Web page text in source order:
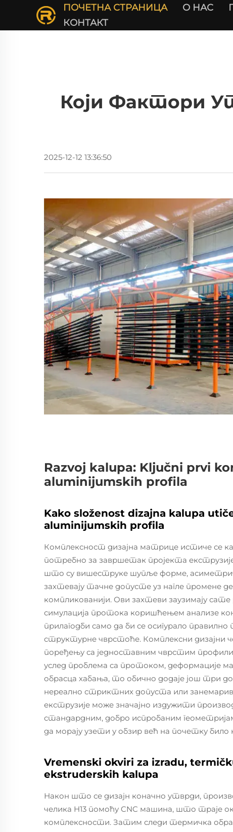
ПОЧЕТНА СТРАНИЦА О НАС
КОНТАКТ
Који Фактори
2025-12-12 13:36:50
Razvoj kalupa: Ključni prvi
aluminijumskih profila
Kako složenost dizajna kalupa
aluminijumskih profila
Комплексност дизајна матрице истиче се
потребно за завршетак пројекта
што су вишеструке шупље форме,
захтевају тачне допусте уз нагле промене
компликованији. Ови захтеви заузимају
симулација протока коришћењем анализе
прилагодби само да би се осигурало
структурне чврстоће. Комплексни дизајни
поређењу са једноставним чврстим
услед проблема са протоком,
обрасца хабања, то обично додаје још три
нереално стриктних допуста или
екструзије може значајно издужити
стандардним, добро испробаним
да морају узети у обзир већ на почетку било
Vremenski okviri za izradu,
ekstruderskih kalupa
Након што се дизајн коначно утврди,
челика H13 помоћу CNC машина, што траје
комплексности. Затим следи термичка